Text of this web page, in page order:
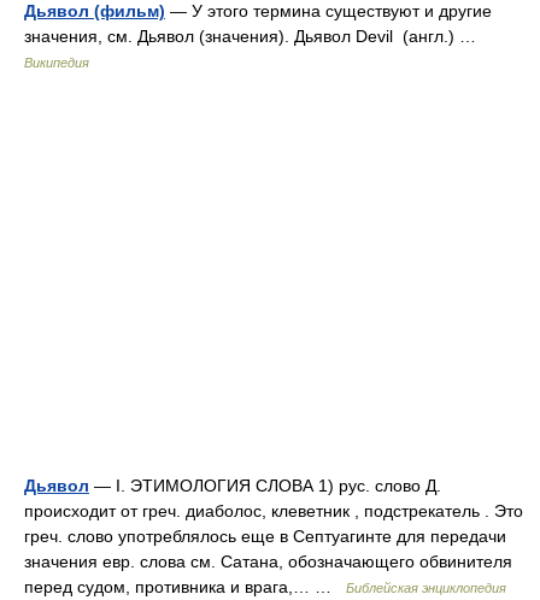
Дьявол (фильм) — У этого термина существуют и другие
значения, см. Дьявол (значения). Дьявол Devil (англ.) …
Википедия
Дьявол — I. ЭТИМОЛОГИЯ СЛОВА 1) рус. слово Д.
происходит от греч. диаболос, клеветник , подстрекатель . Это
греч. слово употреблялось еще в Септуагинте для передачи
значения евр. слова см. Сатана, обозначающего обвинителя
перед судом, противника и врага,… …
Библейская энциклопедия